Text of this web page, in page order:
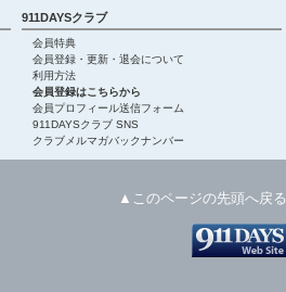
911DAYSクラブ
会員特典
会員登録・更新・退会について
利用方法
会員登録はこちらから
会員プロフィール送信フォーム
911DAYSクラブ SNS
クラブメルマガバックナンバー
▲このページの先頭へ戻る